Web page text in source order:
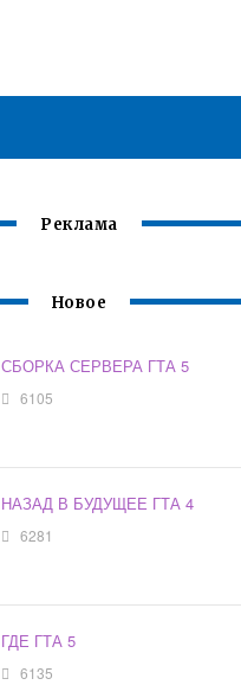
Реклама
Новое
СБОРКА СЕРВЕРА ГТА 5
6105
НАЗАД В БУДУЩЕЕ ГТА 4
6281
ГДЕ ГТА 5
6135